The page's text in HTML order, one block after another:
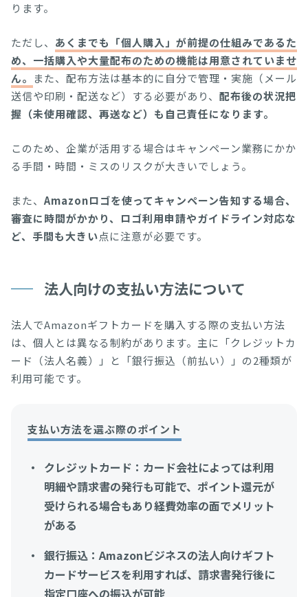
ります。
ただし、 あくまでも「個人購入」が前提の仕組みであるた
め、一括購入や大量配布のための機能は用意されていませ
ん。
また、配布方法は基本的に自分で管理・実施（メール
送信や印刷・配送など）する必要があり、 配布後の状況把
握（未使用確認、再送など）も自己責任になります。
このため、企業が活用する場合はキャンペーン業務にかか
る手間・時間・ミスのリスクが大きいでしょう。
また、 Amazonロゴを使ってキャンペーン告知する場合、
審査に時間がかかり、ロゴ利用申請やガイドライン対応な
ど、手間も大きい点に注意が必要です。
法人向けの支払い方法について
法人でAmazonギフトカードを購入する際の支払い方法
は、個人とは異なる制約があります。主に「クレジットカ
ード（法人名義）」と「銀行振込（前払い）」の2種類が
利用可能です。
支払い方法を選ぶ際のポイント
クレジットカード：カード会社によっては利用
明細や請求書の発行も可能で、ポイント還元が
受けられる場合もあり経費効率の面でメリット
がある
銀行振込：Amazonビジネスの法人向けギフト
カードサービスを利用すれば、請求書発行後に
指定口座への振込が可能